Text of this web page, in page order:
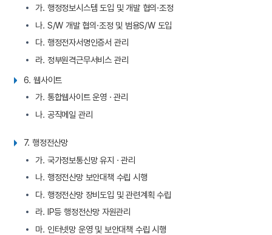
가. 행정정보시스템 도입 및 개발 협의·조정
나. S/W 개발 협의·조정 및 범용S/W 도입
다. 행정전자서명인증서 관리
라. 정부원격근무서비스 관리
6. 웹사이트
가. 통합웹사이트 운영 · 관리
나. 공직메일 관리
7. 행정전산망
가. 국가정보통신망 유지 · 관리
나. 행정전산망 보안대책 수립 시행
다. 행정전산망 장비도입 및 관련계획 수립
라. IP등 행정전산망 자원관리
마. 인터넷망 운영 및 보안대책 수립 시행